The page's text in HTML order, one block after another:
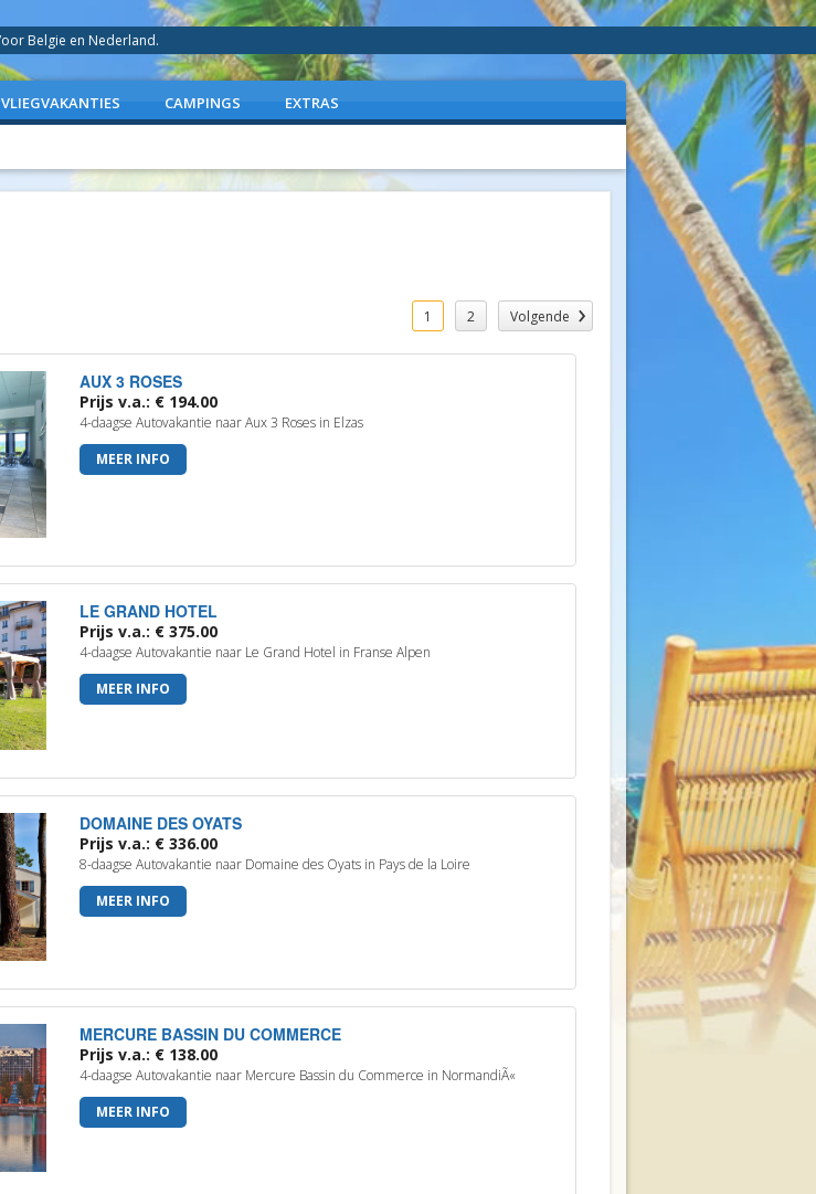
Belgie en Nederland.
VLIEGVAKANTIES CAMPINGS EXTRAS
1 2 Volgende
AUX 3 ROSES
Prijs v.a.: € 194.00
4-daagse Autovakantie naar Aux 3 Roses in Elzas
MEER INFO
LE GRAND HOTEL
Prijs v.a.: € 375.00
4-daagse Autovakantie naar Le Grand Hotel in Franse Alpen
MEER INFO
DOMAINE DES OYATS
Prijs v.a.: € 336.00
8-daagse Autovakantie naar Domaine des Oyats in Pays de la Loire
MEER INFO
MERCURE BASSIN DU COMMERCE
Prijs v.a.: € 138.00
4-daagse Autovakantie naar Mercure Bassin du Commerce in NormandiÃ«
MEER INFO